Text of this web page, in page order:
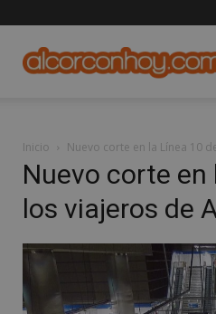
Inicio Nuevo corte en la Línea 10
Nuevo corte
los viajeros de